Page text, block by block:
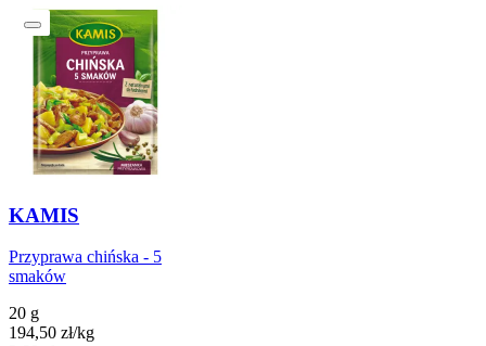
KAMIS
Przyprawa chińska - 5
smaków
20 g
194,50 zł/kg